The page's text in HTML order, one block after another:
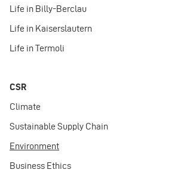
Life in Billy-Berclau
Life in Kaiserslautern
Life in Termoli
CSR
Climate
Sustainable Supply Chain
Environment
Business Ethics